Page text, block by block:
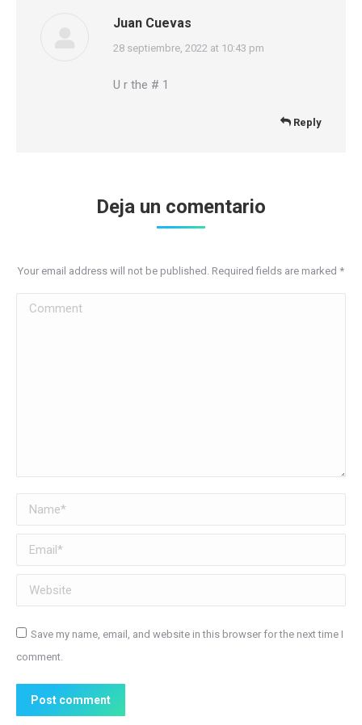
Juan Cuevas
says:
28 septiembre, 2022 at 10:43 pm
U r the # 1
Reply
Deja un comentario
Your email address will not be published. Required fields are marked *
Comment
Name *
Email *
Website
Save my name, email, and website in this browser for the next time I
comment.
Post comment